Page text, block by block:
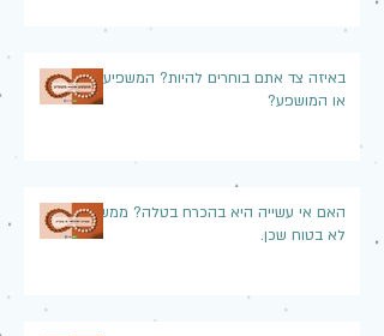
באיזה צד אתם בוחרים להיות? המשפיע
או המושפע?
האם אי עשייה היא בהכרח בטלה? ממש
לא בטוח שכן.